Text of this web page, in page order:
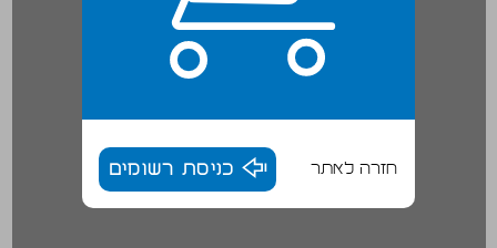
חזרה לאתר כניסת רשומים